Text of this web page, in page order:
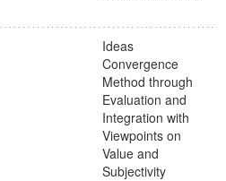
Ideas
Convergence
Method through
Evaluation and
Integration with
Viewpoints on
Value and
Subjectivity